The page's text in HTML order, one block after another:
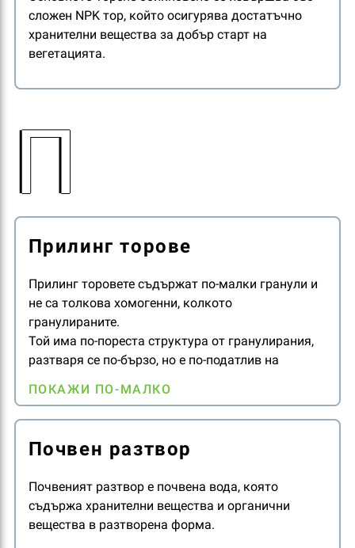
сложен NPK тор, който осигурява достатъчно
хранителни вещества за добър старт на
вегетацията.
П
Прилинг торове
Прилинг торовете съдържат по-малки гранули и
не са толкова хомогенни, колкото
гранулираните.
Той има по-пореста структура от гранулирания,
разтваря се по-бързо, но е по-податлив на
чупят по-лесно и освен това имат по-малък
толеранс към топлината.
ПОКАЖИ ПО-МАЛКО
Почвен разтвор
Почвеният разтвор е почвена вода, която
съдържа хранителни вещества и органични
вещества в разтворена форма.